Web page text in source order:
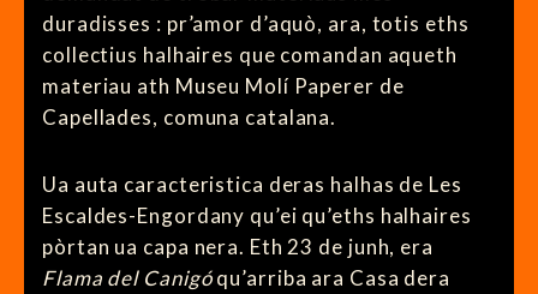
duradisses : pr’amor d’aquò, ara, totis eths
collectius halhaires que comandan aqueth
materiau ath Museu Molí Paperer de
Capellades, comuna catalana.
Ua auta caracteristica deras halhas de Les
Escaldes-Engordany qu’ei qu’eths halhaires
pòrtan ua capa nera. Eth 23 de junh, era
Flama del Canigóqu’arriba ara Casa dera